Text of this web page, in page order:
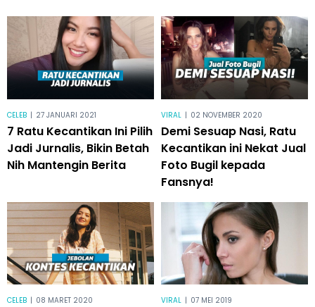
CELEB | 27 JANUARI 2021
7 Ratu Kecantikan Ini Pilih
Jadi Jurnalis, Bikin Betah
Nih Mantengin Berita
VIRAL | 02 NOVEMBER 2020
Demi Sesuap Nasi, Ratu
Kecantikan ini Nekat Jual
Foto Bugil kepada
Fansnya!
CELEB | 08 MARET 2020 VIRAL | 07 MEI 2019